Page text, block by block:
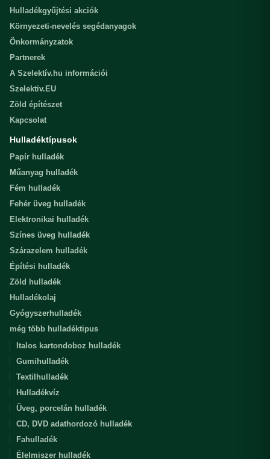
Hulladékgyűjtési akciók
Környezeti-nevelés segédanyagok
Önkormányzatok
Partnerek
A Szelektív.hu információi
Szelektiv.EU
Zöld építészet
Kapcsolat
Hulladéktípusok
Papír hulladék
Műanyag hulladék
Fém hulladék
Fehér üveg hulladék
Elektronikai hulladék
Színes üveg hulladék
Szárazelem hulladék
Építési hulladék
Zöld hulladék
Hulladékolaj
Gyógyszerhulladék
még több hulladéktipus
Italos kartondoboz hulladék
Gumihulladék
Textilhulladék
Hulladékvíz
Üveg, porcelán hulladék
CD, DVD adathordozó hulladék
Fahulladék
Élelmiszer hulladék